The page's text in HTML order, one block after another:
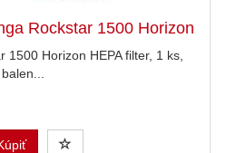
Rockstar 1500 Horizon
1500 Horizon HEPA filter, 1 ks,
balen...